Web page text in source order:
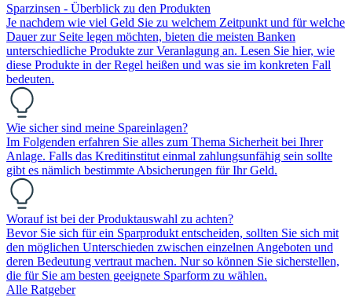
Sparzinsen - Überblick zu den Produkten
Je nachdem wie viel Geld Sie zu welchem Zeitpunkt und für welche
Dauer zur Seite legen möchten, bieten die meisten Banken
unterschiedliche Produkte zur Veranlagung an. Lesen Sie hier, wie
diese Produkte in der Regel heißen und was sie im konkreten Fall
bedeuten.
Wie sicher sind meine Spareinlagen?
Im Folgenden erfahren Sie alles zum Thema Sicherheit bei Ihrer
Anlage. Falls das Kreditinstitut einmal zahlungsunfähig sein sollte
gibt es nämlich bestimmte Absicherungen für Ihr Geld.
Worauf ist bei der Produktauswahl zu achten?
Bevor Sie sich für ein Sparprodukt entscheiden, sollten Sie sich mit
den möglichen Unterschieden zwischen einzelnen Angeboten und
deren Bedeutung vertraut machen. Nur so können Sie sicherstellen,
die für Sie am besten geeignete Sparform zu wählen.
Alle Ratgeber